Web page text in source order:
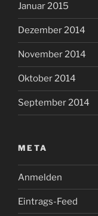
Januar 2015
Dezember 2014
November 2014
Oktober 2014
September 2014
META
Anmelden
Eintrags-Feed